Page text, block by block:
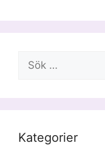
Sök
efter:
Kategorier